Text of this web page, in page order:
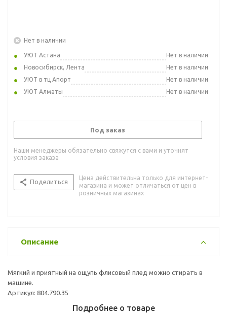
Нет в наличии
УЮТ Астана
Нет в наличии
Новосибирск, Лента
Нет в наличии
УЮТ в тц Апорт
Нет в наличии
УЮТ Алматы
Нет в наличии
Под заказ
Наши менеджеры обязательно свяжутся с вами и уточнят
условия заказа
Поделиться
Цена действительна только для интернет-
магазина и может отличаться от цен в
розничных магазинах
Описание
Мягкий и приятный на ощупь флисовый плед можно стирать в
машине.
Артикул: 804.790.35
Подробнее о товаре